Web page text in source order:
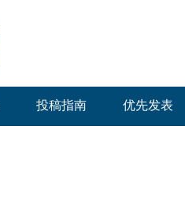
投稿指南 优先发表